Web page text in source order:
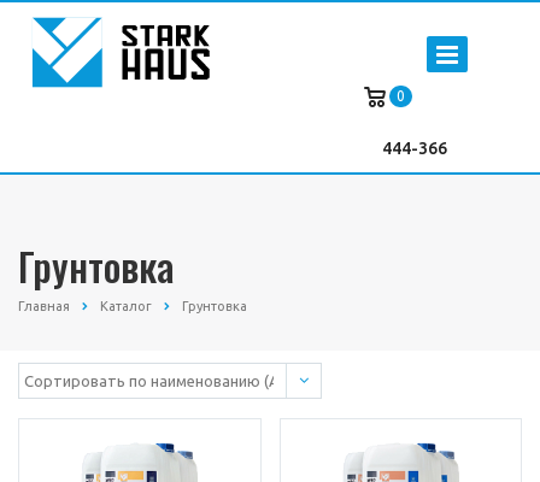
0
444-366
Грунтовка
Главная Каталог Грунтовка